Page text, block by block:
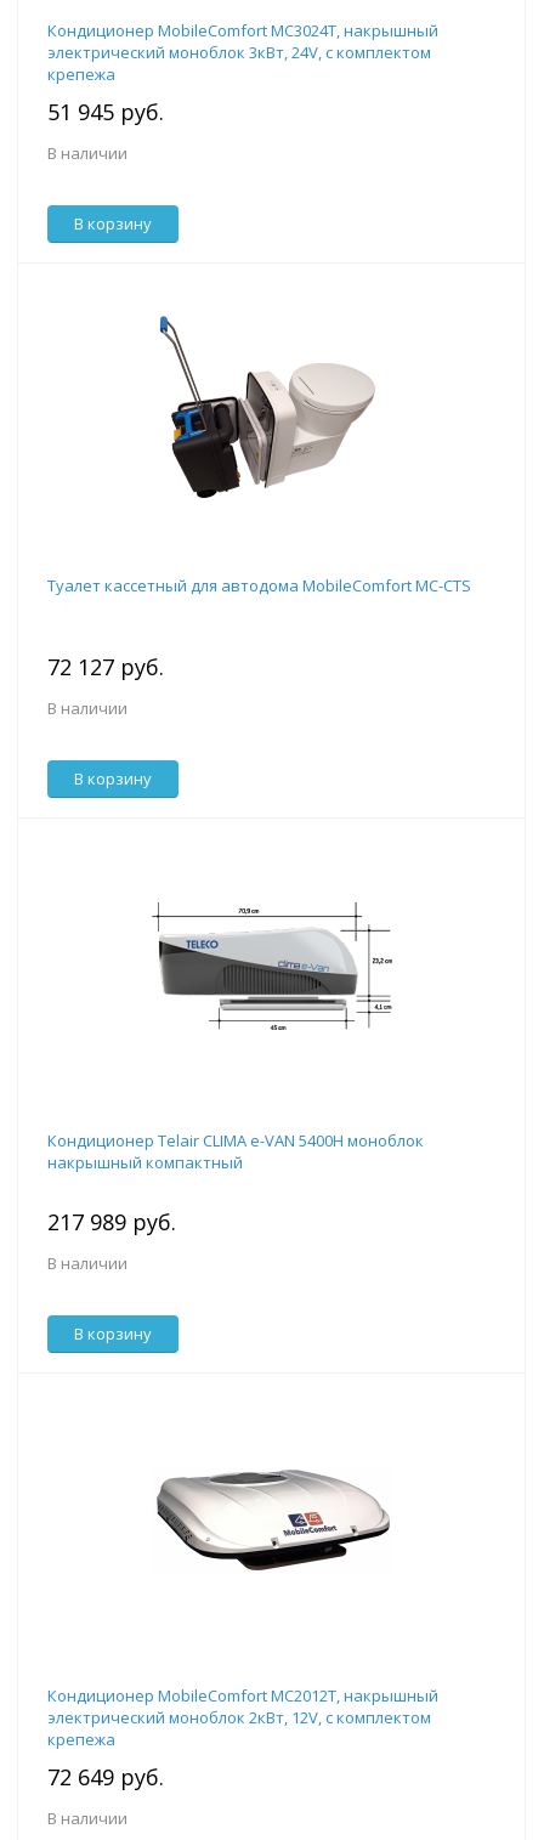
Кондиционер MobileComfort MC3024T, накрышный
электрический моноблок 3кВт, 24V, с комплектом
крепежа
51 945 руб.
В наличии
В корзину
Туалет кассетный для автодома MobileComfort MC-CTS
72 127 руб.
В наличии
В корзину
Кондиционер Telair CLIMA e-VAN 5400H моноблок
накрышный компактный
217 989 руб.
В наличии
В корзину
Кондиционер MobileComfort MC2012T, накрышный
электрический моноблок 2кВт, 12V, с комплектом
крепежа
72 649 руб.
В наличии